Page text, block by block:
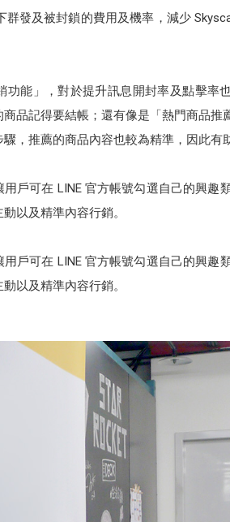
發及被封鎖的費用及機率，減少
功能」，對於提升訊息開封率及點擊率
品記得要結帳；還有像是「熱門商品
，推薦的商品內容也較為精準，因此有
戶可在 LINE 官方帳號勾選自己的興
以及精準內容行銷。
戶可在 LINE 官方帳號勾選自己的興
以及精準內容行銷。